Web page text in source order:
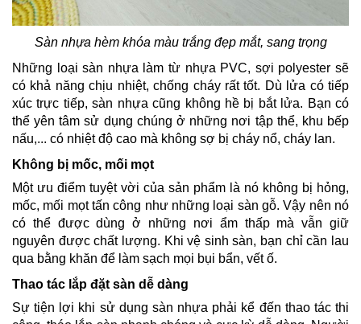
Sàn nhựa hèm khóa màu trắng đẹp mắt, sang trọng
Những loại sàn nhựa làm từ nhựa PVC, sợi polyester sẽ
có khả năng chịu nhiệt, chống cháy rất tốt. Dù lửa có tiếp
xúc trực tiếp, sàn nhựa cũng không hề bị bắt lửa. Bạn có
thể yên tâm sử dụng chúng ở những nơi tập thể, khu bếp
nấu,... có nhiệt độ cao mà không sợ bị cháy nổ, cháy lan.
Không bị mốc, mối mọt
Một ưu điểm tuyệt vời của sản phẩm là nó không bị hỏng,
mốc, mối mọt tấn công như những loại sàn gỗ. Vậy nên nó
có thể được dùng ở những nơi ẩm thấp mà vẫn giữ
nguyên được chất lượng. Khi vệ sinh sàn, bạn chỉ cần lau
qua bằng khăn để làm sạch mọi bụi bẩn, vết ố.
Thao tác lắp đặt sàn dễ dàng
Sự tiện lợi khi sử dụng sàn nhựa phải kể đến thao tác thi